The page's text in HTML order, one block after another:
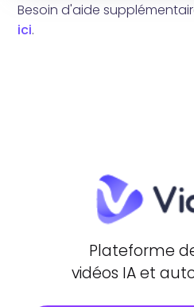
Besoin d'aide
ici.
Plateforme
vidéos IA et